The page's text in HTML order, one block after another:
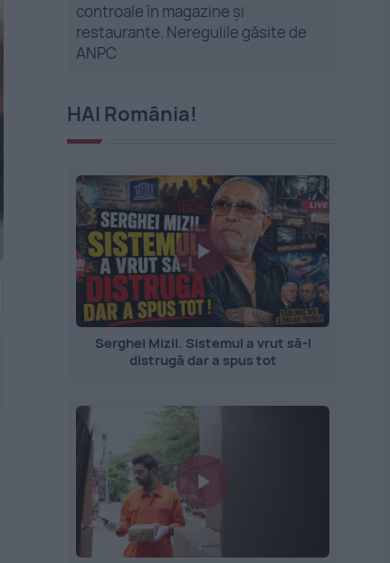
controale în magazine și
restaurante. Neregulile găsite de
ANPC
HAI România!
Serghei Mizil. Sistemul a vrut să-l
distrugă dar a spus tot